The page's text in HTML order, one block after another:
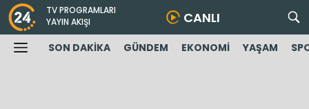
TV PROGRAMLARI
YAYIN AKIŞI
CANLI
SON DAKİKA GÜNDEM EKONOMİ YAŞAM